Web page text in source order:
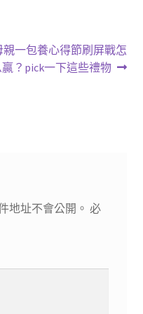
親一包養心得節刷屏戰怎
贏？pick一下這些禮物
地址不會公開。 必